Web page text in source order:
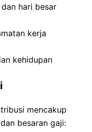
hari besar
kerja
kehidupan
mencakup
besaran gaji: